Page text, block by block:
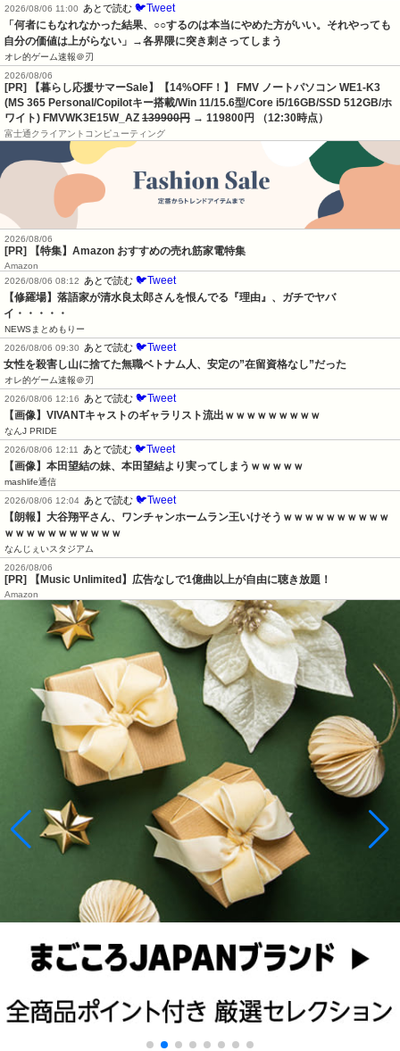
2026/08/06 11:00
あとで読む 🐦Tweet
「何者にもなれなかった結果、○○するのは本当にやめた方がいい。それやっても
自分の価値は上がらない」→各界隈に突き刺さってしまう
オレ的ゲーム速報＠刃
2026/08/06
[PR] 【暮らし応援サマーSale】【14%OFF！】 FMV ノートパソコン WE1-K3
(MS 365 Personal/Copilotキー搭載/Win 11/15.6型/Core i5/16GB/SSD 512GB/ホ
ワイト) FMVWK3E15W_AZ 139900円 → 119800円 （12:30時点）
富士通クライアントコンピューティング
2026/08/06
[PR] 【特集】Amazon おすすめの売れ筋家電特集
Amazon
2026/08/06 08:12
あとで読む 🐦Tweet
【修羅場】落語家が清水良太郎さんを恨んでる『理由』、ガチでヤバ
イ・・・・・
NEWSまとめもりー
2026/08/06 09:30
あとで読む 🐦Tweet
女性を殺害し山に捨てた無職ベトナム人、安定の”在留資格なし”だった
オレ的ゲーム速報＠刃
2026/08/06 12:16
あとで読む 🐦Tweet
【画像】VIVANTキャストのギャラリスト流出ｗｗｗｗｗｗｗｗｗ
なんJ PRIDE
2026/08/06 12:11
あとで読む 🐦Tweet
【画像】本田望結の妹、本田望結より実ってしまうｗｗｗｗｗ
mashlife通信
2026/08/06 12:04 あとで読む 🐦Tweet
【朗報】大谷翔平さん、ワンチャンホームラン王いけそうｗｗｗｗｗｗｗｗｗｗ
ｗｗｗｗｗｗｗｗｗｗｗ
なんじぇいスタジアム
2026/08/06
[PR] 【Music Unlimited】広告なしで1億曲以上が自由に聴き放題！
Amazon